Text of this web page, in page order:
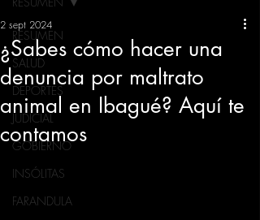
RESUMEN
SALUD
DEPORTES
JUDICIAL
GOBIERNO
INSÓLITAS
FARANDULA
¿Sabes cómo hacer una
denuncia por maltrato
animal en Ibagué? Aquí te
contamos
2 sept 2024